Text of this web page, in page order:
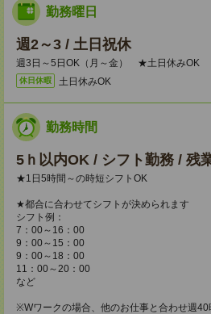
勤務曜日
週2～3 / 土日祝休
週3日～5日OK（月～金） ★土日休みOK
休日休暇 土日休みOK
勤務時間
5ｈ以内OK / シフト勤務 / 残
★1日5時間～の時短シフトOK
★都合に合わせてシフトが決められます
シフト例：
7：00～16：00
9：00～15：00
9：00～18：00
11：00～20：00
など
※Wワークの場合、他のお仕事と合わせ週